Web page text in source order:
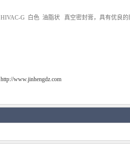
HIVAC-G 白色 油脂状 真空密封膏，具有优良的
http://www.jinhengdz.com